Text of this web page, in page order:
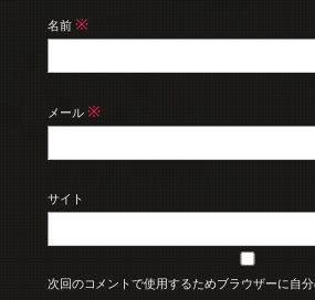
名前 ※
メール ※
サイト
次回のコメントで使用するためブラウザーに自